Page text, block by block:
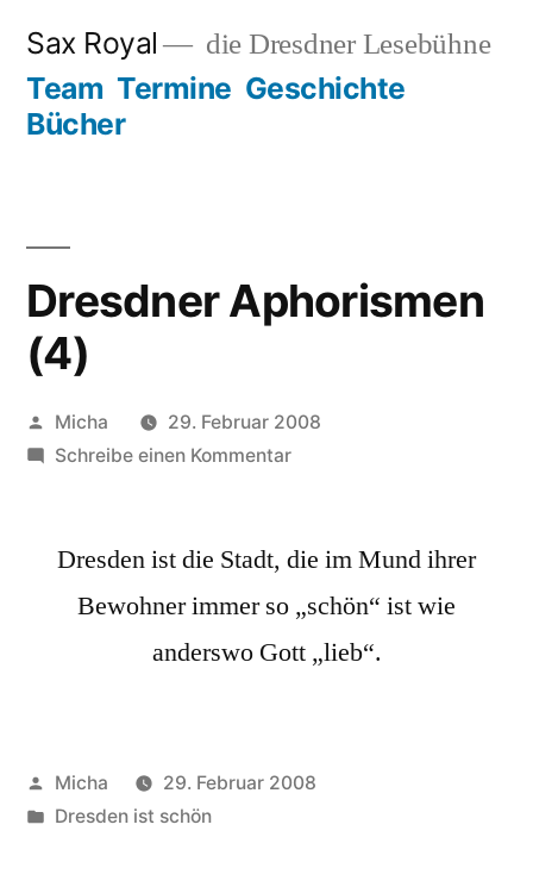
springen
Sax Royal die Dresdner Lesebühne
Team Termine Geschichte
Bücher
Dresdner Aphorismen
(4)
Veröffentlicht
von
Micha
29. Februar 2008
Schreibe einen Kommentarzu
(4)
Dresden ist die Stadt, die im Mund ihrer
Bewohner immer so „schön“ ist wie
anderswo Gott „lieb“.
Veröffentlicht
von
Micha
29. Februar 2008
Veröffentlicht
Dresden ist schön